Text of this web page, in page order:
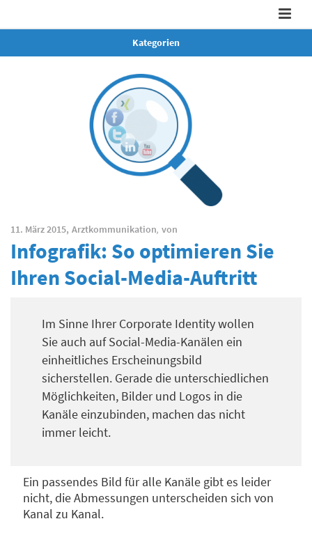
Kategorien
11. März 2015, Arztkommunikation, von
Infografik: So optimieren Sie
Ihren Social-Media-Auftritt
Im Sinne Ihrer Corporate Identity wollen
Sie auch auf Social-Media-Kanälen ein
einheitliches Erscheinungsbild
sicherstellen. Gerade die unterschiedlichen
Möglichkeiten, Bilder und Logos in die
Kanäle einzubinden, machen das nicht
immer leicht.
Ein passendes Bild für alle Kanäle gibt es leider
nicht, die Abmessungen unterscheiden sich von
Kanal zu Kanal.